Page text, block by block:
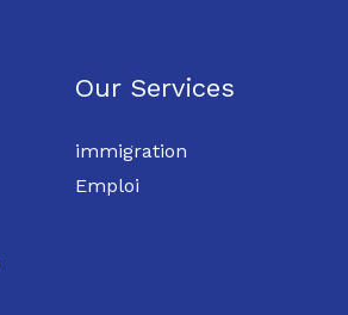
Our Services
immigration
Emploi